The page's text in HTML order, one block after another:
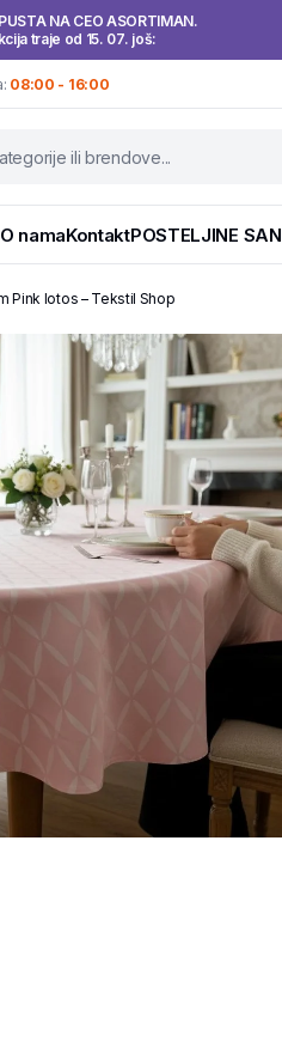
NA CEO ASORTIMAN.
traje od 15. 07. još:
08:00 - 16:00
O namaKontaktPOSTELJINE SAN
Pink lotos – Tekstil Shop